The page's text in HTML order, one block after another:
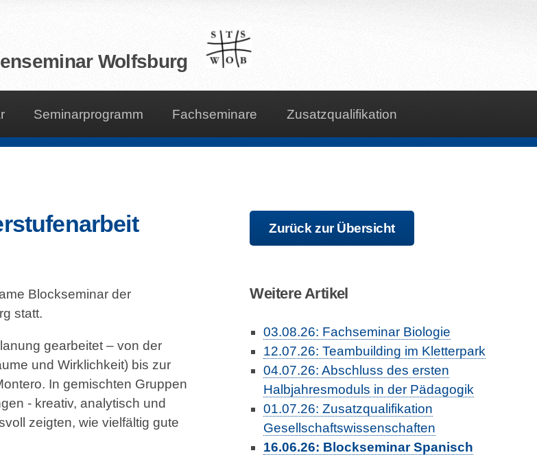
Wolfsburg
Seminarprogramm Fachseminare Zusatzqualifikation
Blockseminar der
statt.
gearbeitet – von der
und Wirklichkeit) bis zur
In gemischten Gruppen
- kreativ, analytisch und
zeigten, wie vielfältig gute
Zurück zur Übersicht
Weitere Artikel
03.08.26: Fachseminar Biologie
12.07.26: Teambuilding im Kletterpark
04.07.26: Abschluss des ersten
Halbjahresmoduls in der Pädagogik
01.07.26: Zusatzqualifikation
Gesellschaftswissenschaften
16.06.26: Blockseminar Spanisch